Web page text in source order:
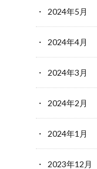
2024年5月
2024年4月
2024年3月
2024年2月
2024年1月
2023年12月